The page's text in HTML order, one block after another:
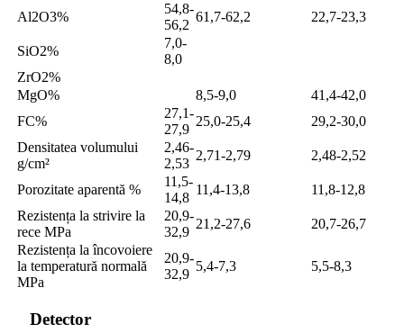
Al2O3%
54,8-
56,2
61,7-62,2 22,7-23,3
SiO2%
7,0-
8,0
ZrO2%
MgO%
8,5-9,0
41,4-42,0
FC%
27,1-
27,9
25,0-25,4
29,2-30,0
Densitatea volumului
g/cm²
2,46-
2,53
2,71-2,79 2,48-2,52
Porozitate aparentă %
11,5-
14,8
11,4-13,8
11,8-12,8
Rezistența la strivire la
rece MPa
20,9-
32,9
21,2-27,6
20,7-26,7
Rezistența la încovoiere
la temperatură normală
MPa
20,9-
32,9
5,4-7,3 5,5-8,3
Detector